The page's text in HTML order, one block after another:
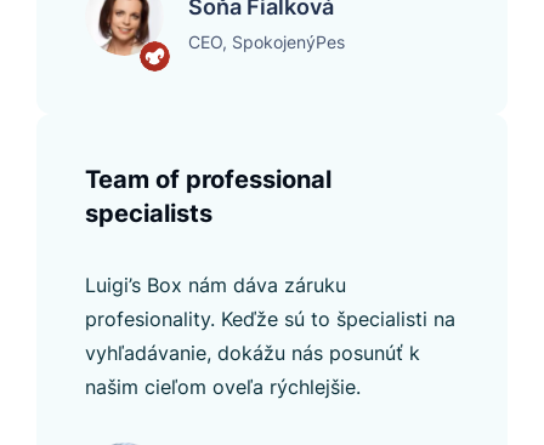
Soňa Fialková
CEO, SpokojenýPes
Team of professional
specialists
Luigi’s Box nám dáva záruku
profesionality. Keďže sú to špecialisti na
vyhľadávanie, dokážu nás posunúť k
našim cieľom oveľa rýchlejšie.